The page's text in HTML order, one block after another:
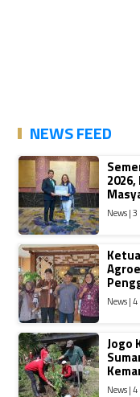
NEWS FEED
News | 3
News | 4
Jogo
News | 4